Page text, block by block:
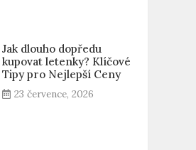
Jak dlouho dopředu
kupovat letenky? Klíčové
Tipy pro Nejlepší Ceny
23 července, 2026